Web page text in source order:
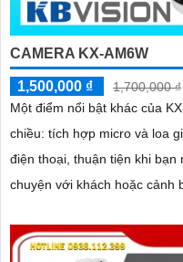
CAMERA KX-AM6W
1,500,000 ₫
1,700,000 ₫
Một điểm nổi bật khác của
chiều: tích hợp micro và loa
điện thoại, thuận tiện khi
chuyện với khách hoặc cảnh báo người lạ.
giám sát thông minh, gọn